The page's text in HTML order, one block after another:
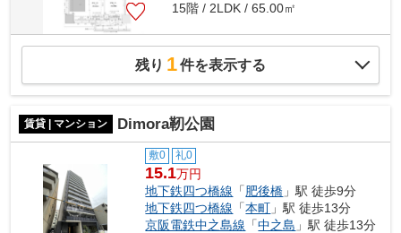
15階 / 2LDK / 65.00㎡
残り 1件を表示する
賃貸 | マンション Dimora靭公園
敷0 礼0
15.1万円
地下鉄四つ橋線 「肥後橋 」駅 徒歩9分
地下鉄四つ橋線 「本町 」駅 徒歩13分
京阪電鉄中之島線 「中之島 」駅 徒歩13分